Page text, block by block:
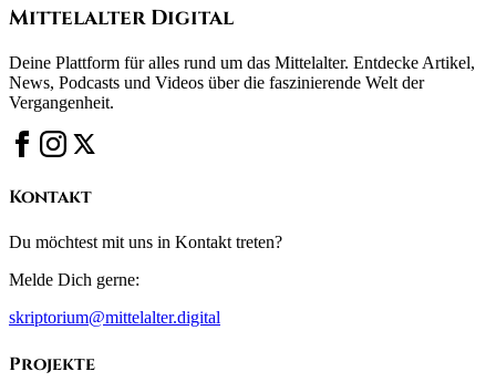
Mittelalter Digital
Deine Plattform für alles rund um das Mittelalter. Entdecke Artikel,
News, Podcasts und Videos über die faszinierende Welt der
Vergangenheit.
Kontakt
Du möchtest mit uns in Kontakt treten?
Melde Dich gerne:
skriptorium@mittelalter.digital
Projekte